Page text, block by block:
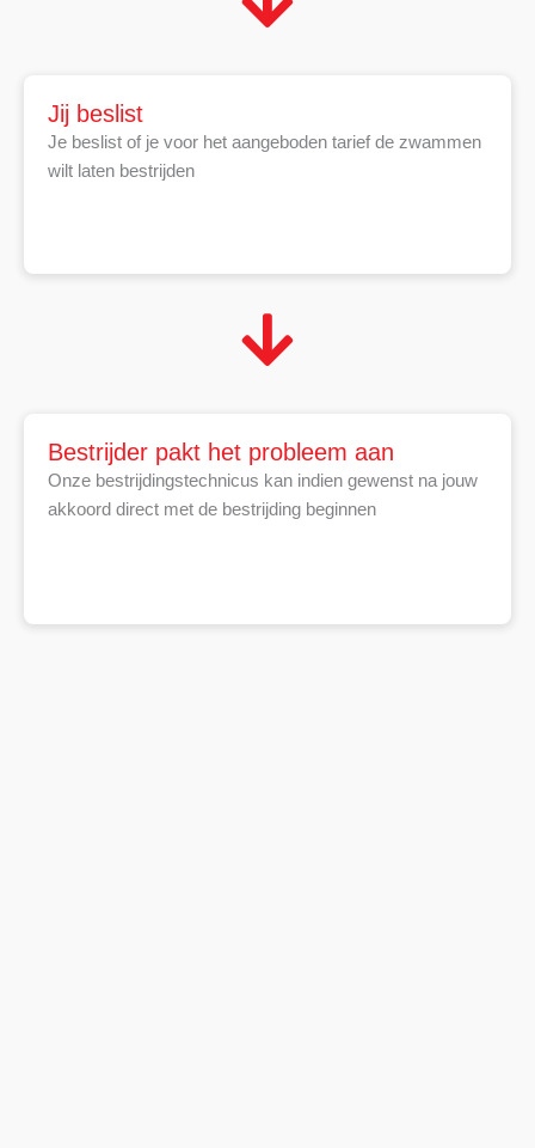
Jij beslist
Je beslist of je voor het aangeboden tarief de zwammen
wilt laten bestrijden
Bestrijder pakt het probleem aan
Onze bestrijdingstechnicus kan indien gewenst na jouw
akkoord direct met de bestrijding beginnen